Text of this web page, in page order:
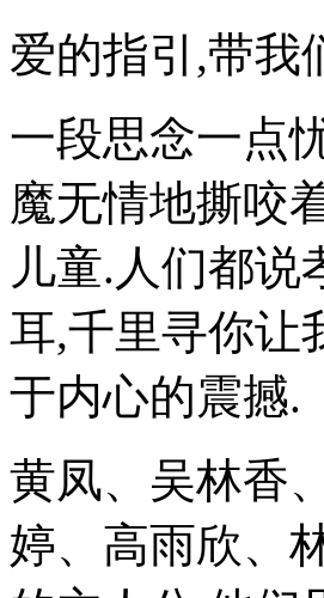
爱的指引,带我
一段思念一点
魔无情地撕咬
儿童.人们都
耳,千里寻你让
于内心的震撼.
黄凤、吴林香
婷、高雨欣、